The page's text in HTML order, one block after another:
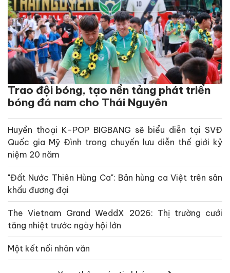
Trao đội bóng, tạo nền tảng phát triển
bóng đá nam cho Thái Nguyên
Huyền thoại K-POP BIGBANG sẽ biểu diễn tại SVĐ
Quốc gia Mỹ Đình trong chuyến lưu diễn thế giới kỷ
niệm 20 năm
"Đất Nước Thiên Hùng Ca": Bản hùng ca Việt trên sân
khấu đương đại
The Vietnam Grand WeddX 2026: Thị trường cưới
tăng nhiệt trước ngày hội lớn
Một kết nối nhân văn